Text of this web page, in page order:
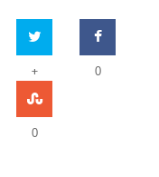
0
+
0